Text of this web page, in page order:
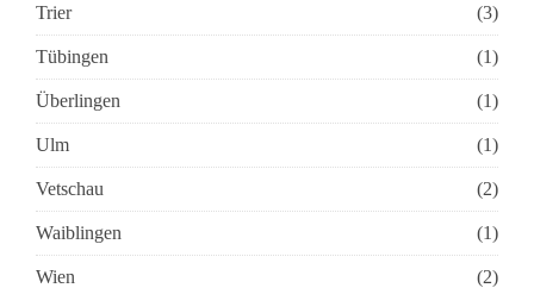
Trier (3)
Tübingen (1)
Überlingen (1)
Ulm (1)
Vetschau (2)
Waiblingen (1)
Wien (2)